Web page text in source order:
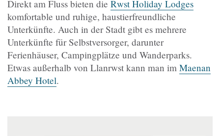
Direkt am Fluss bieten die Rwst Holiday Lodges
komfortable und ruhige, haustierfreundliche
Unterkünfte. Auch in der Stadt gibt es mehrere
Unterkünfte für Selbstversorger, darunter
Ferienhäuser, Campingplätze und Wanderparks.
Etwas außerhalb von Llanrwst kann man im Maenan
Abbey Hotel.